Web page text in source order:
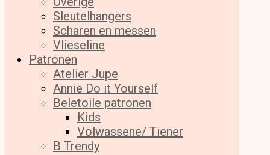
Sleutelhangers
Scharen en messen
Vlieseline
Patronen
Atelier Jupe
Annie Do it Yourself
Beletoile patronen
Kids
Volwassene/ Tiener
B Trendy